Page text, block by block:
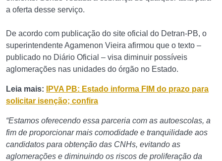
a oferta desse serviço.
De acordo com publicação do site oficial do Detran-PB, o
superintendente Agamenon Vieira afirmou que o texto –
publicado no Diário Oficial – visa diminuir possíveis
aglomerações nas unidades do órgão no Estado.
Leia mais:
IPVA PB: Estado informa FIM do prazo para
solicitar isenção; confira
“Estamos oferecendo essa parceria com as autoescolas, a
fim de proporcionar mais comodidade e tranquilidade aos
candidatos para obtenção das CNHs, evitando as
aglomerações e diminuindo os riscos de proliferação da